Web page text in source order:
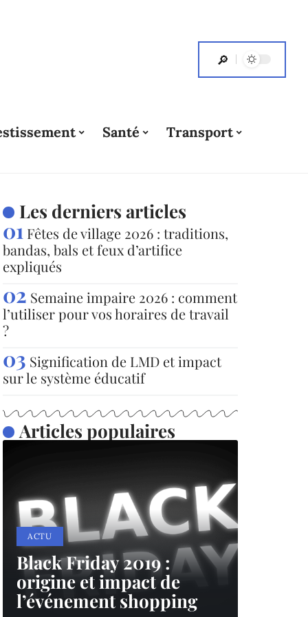
Santé
Transport
Les derniers articles
Fêtes de village 2026 : traditions,
bandas, bals et feux d’artifice
expliqués
Semaine impaire 2026 : comment
l’utiliser pour vos horaires de travail
?
Signification de LMD et impact
sur le système éducatif
Articles populaires
ACTU
Black Friday 2019 :
origine et impact de
l’événement shopping